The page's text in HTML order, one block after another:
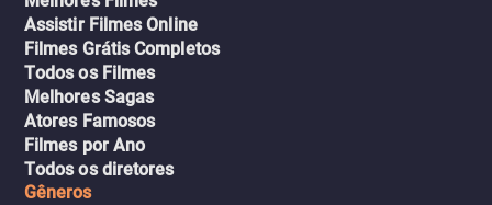
Assistir Filmes Online
Filmes Grátis Completos
Todos os Filmes
Melhores Sagas
Atores Famosos
Filmes por Ano
Todos os diretores
Gêneros